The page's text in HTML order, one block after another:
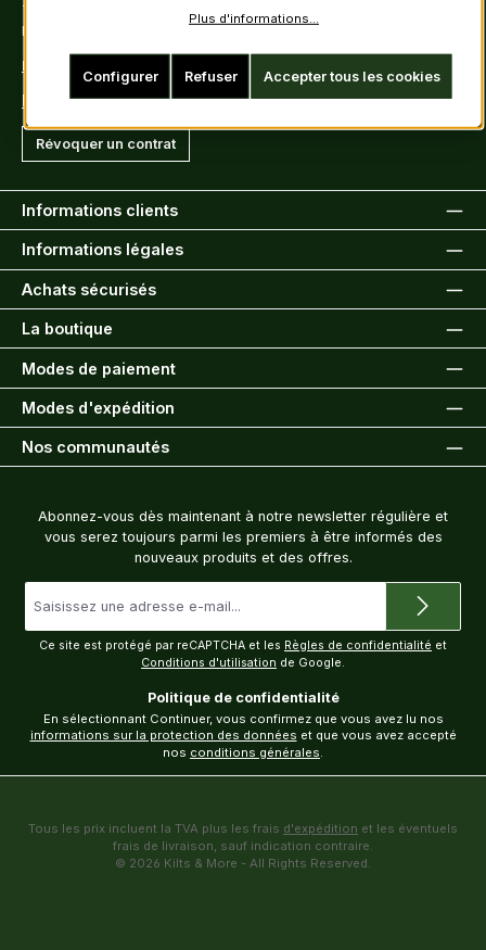
Tel: +49 (0)6222-388030
Fax: +49 (0)6222-388031
E-Mail: info@kiltsandmore.com
Formulaire de contact
Révoquer un contrat
Informations clients
Informations légales
Achats sécurisés
La boutique
Modes de paiement
Modes d'expédition
Nos communautés
Abonnez-vous dès maintenant à notre newsletter régulière et
vous serez toujours parmi les premiers à être informés des
nouveaux produits et des offres.
e-
Ce site est protégé par reCAPTCHA et les Règles de confidentialité et
Conditions d'utilisation de Google.
Politique de confidentialité
informations sur la protection des données et que vous avez accepté
nos conditions générales.
Tous les prix incluent la TVA plus les frais d'expédition et les éventuels
frais de livraison, sauf indication contraire.
© 2026 Kilts & More - All Rights Reserved.
Plus d'informations...
Refuser
Configurer Accepter tous les cookies